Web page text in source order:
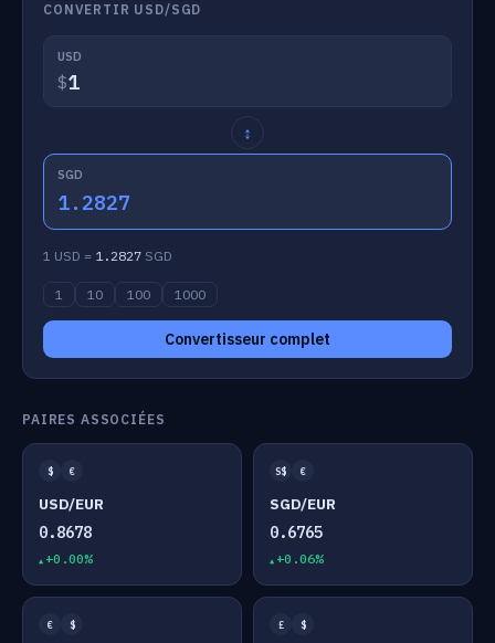
CONVERTIR USD/SGD
USD
$
↕
SGD
1.2827
1 USD = 1.2827 SGD
1 10 100 1000
Convertisseur complet
PAIRES ASSOCIÉES
$ €
USD/EUR
0.8678
+0.00%
S$ €
SGD/EUR
0.6765
+0.06%
€ $ £ $